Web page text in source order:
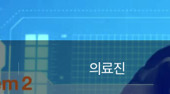
의료진